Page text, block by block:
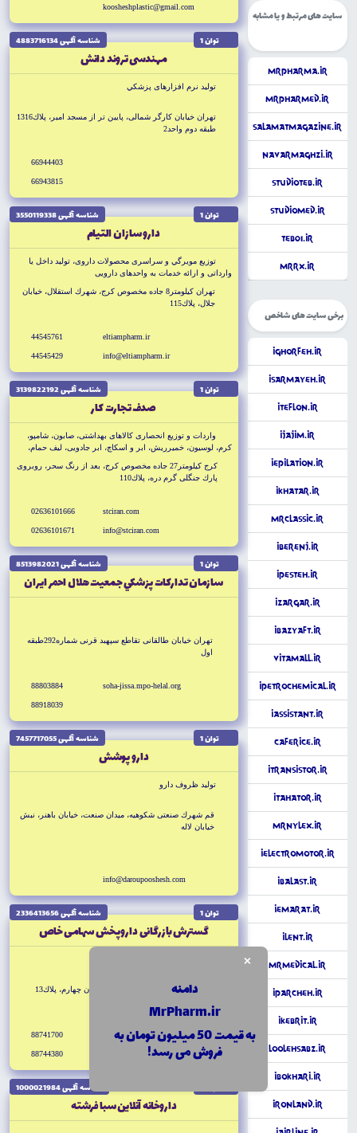
×
دامنه
MrPharm.ir
به قیمت 50 میلیون تومان به
فروش می رسد!
سایت های مرتبط و یا مشابه
MrPharma.ir
MrPharmed.ir
SalamatMagazine.ir
NavarMaghzi.ir
StudioTeb.ir
StudioMed.ir
Teb01.ir
MrRX.ir
برخی سایت های شاخص
iGhorfeh.ir
iSarmayeh.ir
iTeflon.ir
iJajim.ir
iEpilation.ir
iKhatar.ir
MrClassic.ir
iBerenj.ir
iPesteh.ir
iZargar.ir
iBazyaft.ir
VitaMall.ir
iPetrochemical.ir
iAssistant.ir
CafeRice.ir
iTransistor.ir
iTahator.ir
MrNylex.ir
iElectroMotor.ir
iBalast.ir
iEmarat.ir
iLent.ir
MrMedical.ir
iParcheh.ir
iKebrit.ir
LoolehSabz.ir
iBokhari.ir
ironLand.ir
koosheshplastic@gmail.com
توان 1 شناسه آگهى 4883716134
مهندسى تروند دانش
توليد نرم افزارهاى پزشكي
تهران خيابان كارگر شمالى، پايين تر از مسجد امير، پلاك1316
طبقه دوم واحد2
66944403
66943815
توان 1 شناسه آگهى 3550119338
دارو سازان التيام
توزيع مويرگي و سراسرى محصولات داروى، توليد داخل يا
وارداتى و ارائه خدمات به واحدهاى دارويى
تهران كيلومتر8 جاده مخصوص كرج، شهرك استقلال، خيابان
جلال، پلاك115
eltiampharm.ir
info@eltiampharm.ir
44545761
44545429
توان 1 شناسه آگهى 3139822192
صدف تجارت كار
واردات و توزيع انحصارى كالاهاى بهداشتى، صابون، شامپو،
كرم، لوسيون، خميرريش، ابر و اسكاچ، ابر جادويى، ليف حمام،
كرج كيلومتر27 جاده مخصوص كرج، بعد از رنگ سحر، روبروى
پارك جنگلى گرم دره، پلاك110
stciran.com
info@stciran.com
02636101666
02636101671
توان 1 شناسه آگهى 8513982021
سازمان تداركات پزشكي جمعيت هلال احمر ايران
تهران خيابان طالقانى تقاطع سپهبد قرنى شماره292طبقه
اول
soha-jissa.mpo-helal.org
88803884
88918039
توان 1 شناسه آگهى 7457717055
دارو پوشش
توليد ظروف دارو
قم شهرك صنعتى شكوهيه، ميدان صنعت، خيابان باهنر، نبش
خيابان لاله
info@daroupooshesh.com
توان 1 شناسه آگهى 2336413656
گسترش بازرگانى داروپخش سهامى خاص
تهران خيابان قائم مقام فراهانى، خيابان چهارم، پلاك13
dtpc.org
info@dtpc.org
88741700
88744380
شناسه آگهى 1000021984
داروخانه آنلاين سبا فرشته